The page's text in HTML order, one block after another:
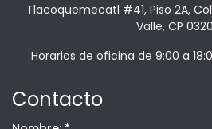
Tlacoquemecatl #41, Piso 2A,
Valle, CP
Horarios de oficina de 9:00 a
Contacto